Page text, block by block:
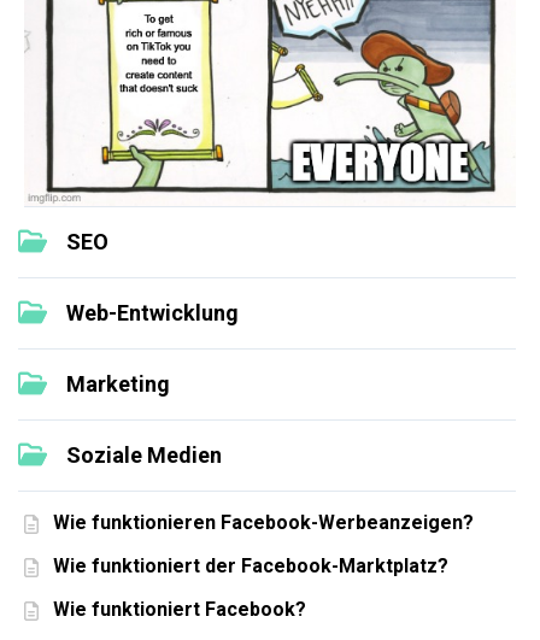
SEO
Web-Entwicklung
Marketing
Soziale Medien
Wie funktionieren Facebook-Werbeanzeigen?
Wie funktioniert der Facebook-Marktplatz?
Wie funktioniert Facebook?